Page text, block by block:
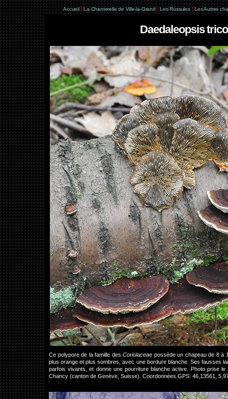
Accueil | La Chanterelle de Ville-la-Grand | Les Russules | Les Autres
Daedaleopsis
Ce polypore de la famille desCoriolaceae possède un chapeau de 8 à
plus orange et plus sombres, avec une bordure blanche. Ses fausses
parfois vivants, et donne une pourriture blanche active. Photo prise
Chancy (canton de Genève, Suisse). Coordonnées GPS: 46,13561,